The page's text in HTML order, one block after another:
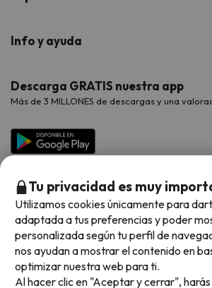
Proveedores
Viajes para grupos
Hoteles Galicia
Hoteles Salou
Viajes de Novios
Chollos con Todo Incluido
Chollos en la playa
Hoteles con toboganes
Selección de la Newsletter
Los favoritos de nuestros clientes
Verano
Vacaciones en Agosto
Vacaciones en Octubre
Vacaciones en Noviembre
Info y ayuda
Contáctanos
Preguntas frecuentes
Descarga GRATIS nuestra app
Más de 3 MILLONES de descargas y una
Métodos de pago disponibles
Tu privacidad es muy
Utilizamos cookies únicamente para
adaptada a tus preferencias y poder
personalizada según tu perfil de
nos ayudan a mostrar el contenido en
optimizar nuestra web para ti.
Al hacer clic en "Aceptar y cerrar",